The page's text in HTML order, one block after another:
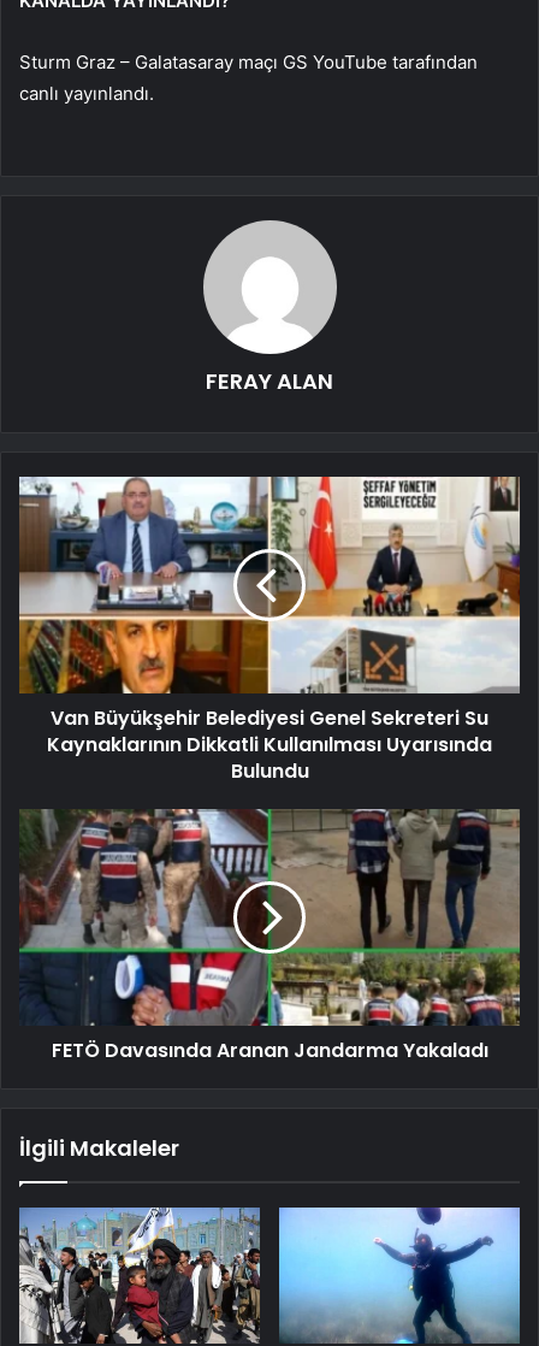
Sturm Graz – Galatasaray maçı GS YouTube tarafından
canlı yayınlandı.
FERAY ALAN
Van Büyükşehir Belediyesi Genel Sekreteri Su
Kaynaklarının Dikkatli Kullanılması Uyarısında
Bulundu
FETÖ Davasında Aranan Jandarma Yakaladı
İlgili Makaleler